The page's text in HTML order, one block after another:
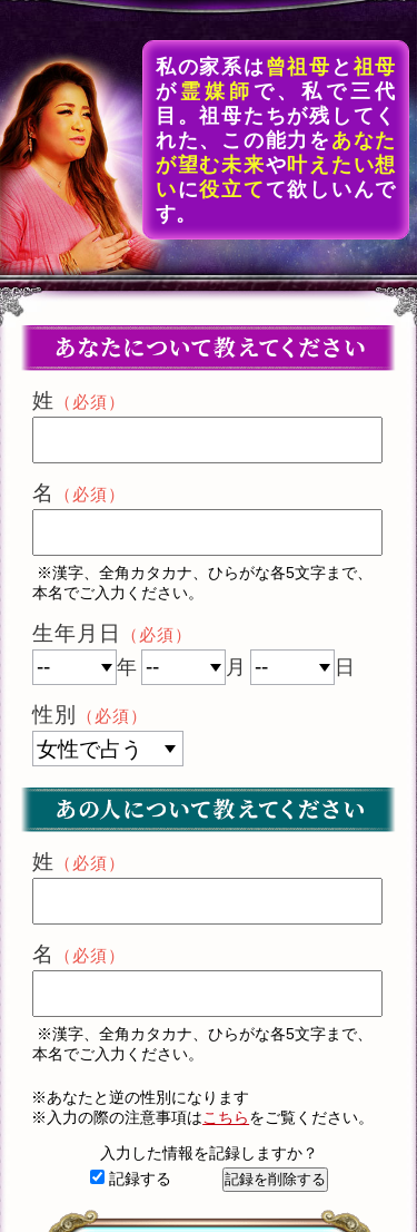
私の家系は 曾祖母 と 祖母
が 霊媒師 で、私で三代
目。祖母たちが残してく
れた、この能力を あなた
が望む未来や 叶えたい想
いに役立てて欲しいんで
す。
姓 （必須）
名 （必須）
※漢字、全角カタカナ、ひらがな各5文字まで、
本名でご入力ください。
生年月日 （必須）
年 月 日
性別 （必須）
姓 （必須）
名 （必須）
※漢字、全角カタカナ、ひらがな各5文字まで、
本名でご入力ください。
※あなたと逆の性別になります
※入力の際の注意事項はこちらをご覧ください。
入力した情報を記録しますか？
記録する